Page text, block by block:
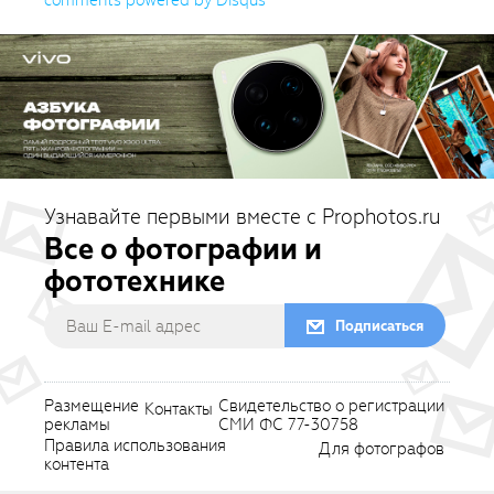
Узнавайте первыми вместе с Prophotos.ru
Все о фотографии и
фототехнике
Подписаться
Размещение
рекламы
Контакты Свидетельство о регистрации
СМИ ФС 77-30758
Правила использования
контента
Для фотографов